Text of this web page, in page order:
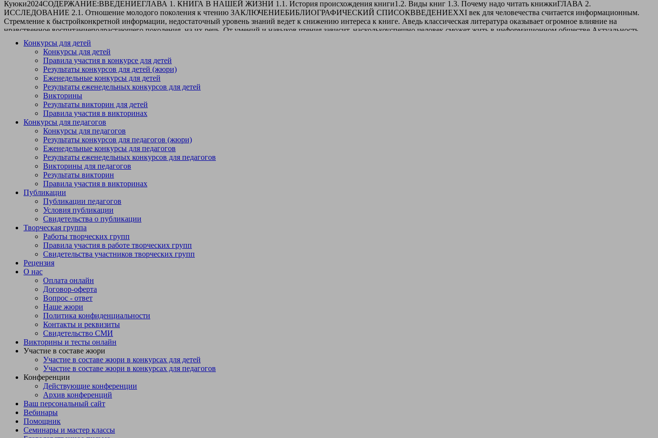
Конкурсы для детей
Конкурсы для детей
Правила участия в конкурсе для детей
Результаты конкурсов для детей (жюри)
Еженедельные конкурсы для детей
Результаты еженедельных конкурсов для детей
Викторины
Результаты викторин для детей
Правила участия в викторинах
Конкурсы для педагогов
Конкурсы для педагогов
Результаты конкурсов для педагогов (жюри)
Еженедельные конкурсы для педагогов
Результаты еженедельных конкурсов для педагогов
Викторины для педагогов
Результаты викторин
Правила участия в викторинах
Публикации
Публикации педагогов
Условия публикации
Свидетельства о публикации
Творческая группа
Работы творческих групп
Правила участия в работе творческих групп
Свидетельства участников творческих групп
Рецензия
О нас
Оплата онлайн
Договор-оферта
Вопрос - ответ
Наше жюри
Политика конфиденциальности
Контакты и реквизиты
Свидетельство СМИ
Викторины и тесты онлайн
Участие в составе жюри
Участие в составе жюри в конкурсах для детей
Участие в составе жюри в конкурсах для педагогов
Конференции
Действующие конференции
Архив конференций
Ваш персональный сайт
Вебинары
Помощник
Семинары и мастер классы